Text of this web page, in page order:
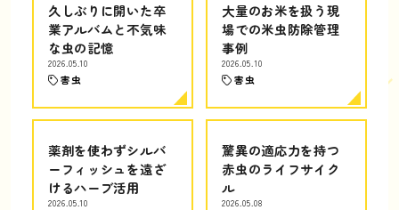
久しぶりに開いた卒
業アルバムと不気味
な虫の記憶
2026.05.10
害虫
大量のお米を扱う現
場での米虫防除管理
事例
2026.05.10
害虫
薬剤を使わずシルバ
ーフィッシュを遠ざ
けるハーブ活用
2026.05.10
驚異の適応力を持つ
赤虫のライフサイク
ル
2026.05.08